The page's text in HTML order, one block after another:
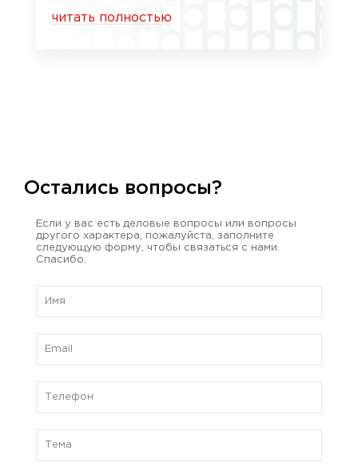
читать полностью
Остались вопросы?
Если у вас есть деловые вопросы или вопросы
другого характера, пожалуйста, заполните
следующую форму, чтобы связаться с нами.
Спасибо.